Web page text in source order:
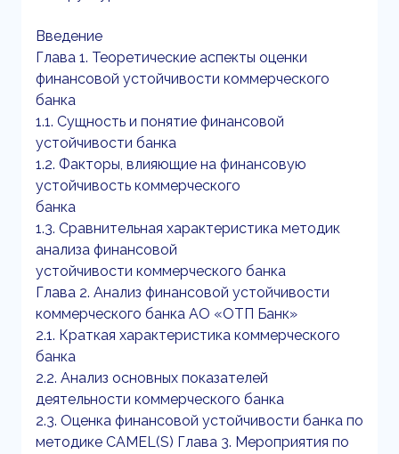
Введение
Глава 1. Теоретические аспекты оценки
финансовой устойчивости коммерческого
банка
1.1. Сущность и понятие финансовой
устойчивости банка
1.2. Факторы, влияющие на финансовую
устойчивость коммерческого
банка
1.3. Сравнительная характеристика методик
анализа финансовой
устойчивости коммерческого банка
Глава 2. Анализ финансовой устойчивости
коммерческого банка АО «ОТП Банк»
2.1. Краткая характеристика коммерческого
банка
2.2. Анализ основных показателей
деятельности коммерческого банка
2.3. Оценка финансовой устойчивости банка по
методике CAMEL(S) Глава 3. Мероприятия по